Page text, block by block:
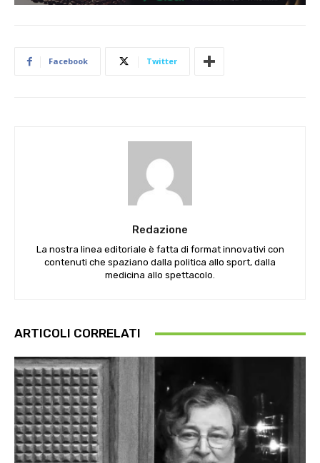
Facebook Twitter
Redazione
La nostra linea editoriale è fatta di format innovativi con
contenuti che spaziano dalla politica allo sport, dalla
medicina allo spettacolo.
ARTICOLI CORRELATI